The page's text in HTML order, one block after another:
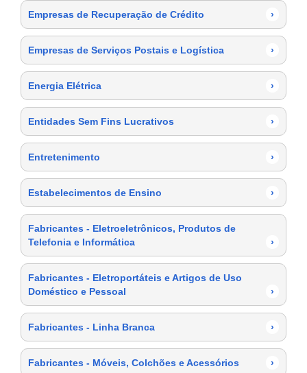
Empresas de Recuperação de Crédito ›
Empresas de Serviços Postais e Logística ›
Energia Elétrica ›
Entidades Sem Fins Lucrativos ›
Entretenimento ›
Estabelecimentos de Ensino ›
Fabricantes - Eletroeletrônicos, Produtos de
Telefonia e Informática
›
Fabricantes - Eletroportáteis e Artigos de Uso
Doméstico e Pessoal
›
Fabricantes - Linha Branca ›
Fabricantes - Móveis, Colchões e Acessórios ›